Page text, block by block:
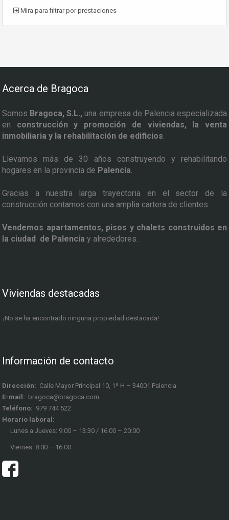
Mira para filtrar por prestaciones
Acerca de Bragoca
Somos Bragoca, S.L.,una empresa de Palencia especializada
en construcción y promoción de viviendas, la venta
inmobiliaria y la rehabilitación de edificios
Llevamos más de 30 años construyendo y rehabilitando
hogares en la provincia de Palencia
Gracias a nuestra larga trayectoria en el sector de la
construcción contamos con una amplia cartera de clientes.
Vendemos apartamentos, pisos y chalets construidos en
la ciudad de Palencia y alrededores.
Viviendas destacadas
¡No se ha encontrado ninguna propiedad destacada!
Información de contacto
Dirección: Calle Mayor Principal 10, 1º H – 34001 Palencia
E-mail: bragoca@bragoca.com
Teléfono: 979 744 522
Horario laboral:
Lunes a Jueves: 9:00 – 13:30 / 16:00 – 20:00
Viernes: 8:00 – 16:00